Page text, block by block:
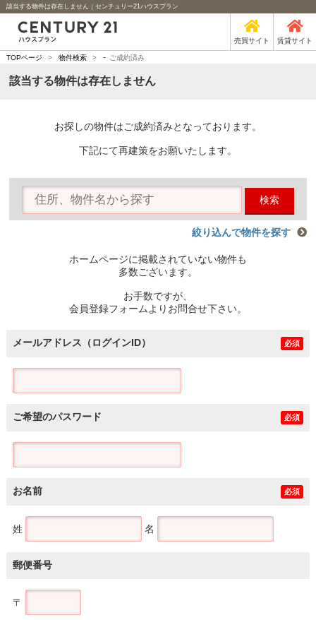
該当する物件は存在しません｜センチュリー21ハウスプラン
売買サイト 賃貸サイト
TOPページ > 物件検索 > - ご成約済み
該当する物件は存在しません
お探しの物件はご成約済みとなっております。
下記にて再建策をお願いたします。
検索
絞り込んで物件を探す
ホームページに掲載されていない物件も
多数ございます。
お手数ですが、
会員登録フォームよりお問合せ下さい。
メールアドレス（ログインID） 必須
ご希望のパスワード 必須
お名前 必須
姓 名
郵便番号
〒